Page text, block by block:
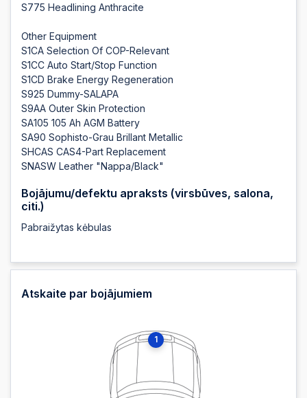
S775 Headlining Anthracite
Other Equipment
S1CA Selection Of COP-Relevant
S1CC Auto Start/Stop Function
S1CD Brake Energy Regeneration
S925 Dummy-SALAPA
S9AA Outer Skin Protection
SA105 105 Ah AGM Battery
SA90 Sophisto-Grau Brillant Metallic
SHCAS CAS4-Part Replacement
SNASW Leather "Nappa/Black"
Bojājumu/defektu apraksts (virsbūves, salona,
citi.)
Pabraižytas kėbulas
Atskaite par bojājumiem
1